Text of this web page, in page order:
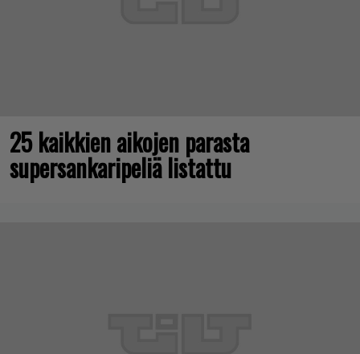
25 kaikkien aikojen parasta
supersankaripeliä listattu